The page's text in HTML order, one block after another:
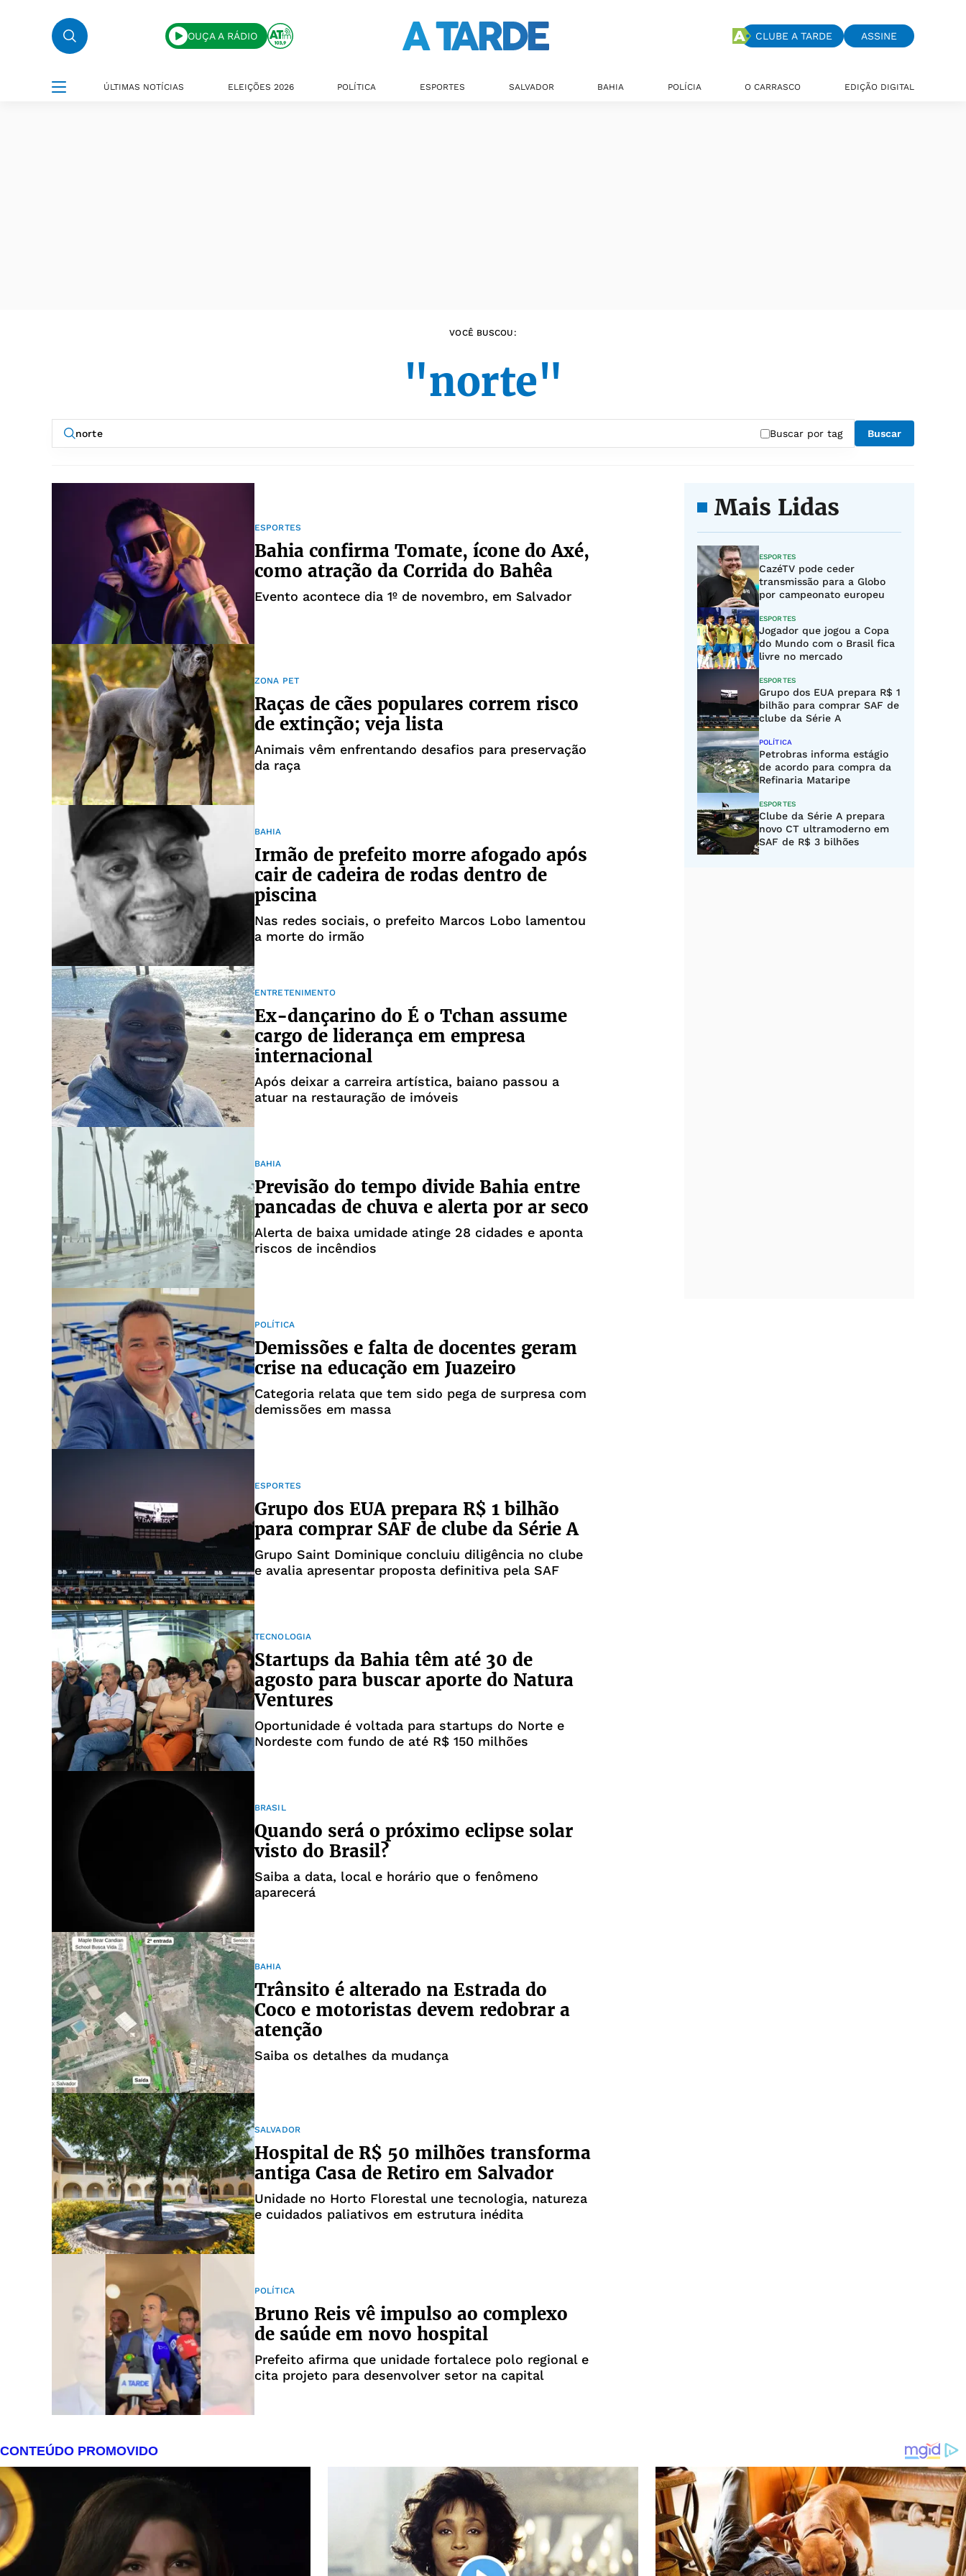
OUÇA A RÁDIO CLUBE A TARDE ASSINE
ÚLTIMAS NOTÍCIAS ELEIÇÕES 2026 POLÍTICA ESPORTES SALVADOR BAHIA POLÍCIA O CARRASCO EDIÇÃO DIGITAL
VOCÊ BUSCOU:
"norte"
Buscar por tag Buscar
ESPORTES
Bahia confirma Tomate, ícone do Axé,
como atração da Corrida do Bahêa
Evento acontece dia 1º de novembro, em Salvador
ZONA PET
Raças de cães populares correm risco
de extinção; veja lista
Animais vêm enfrentando desafios para preservação
da raça
BAHIA
Irmão de prefeito morre afogado após
cair de cadeira de rodas dentro de
piscina
Nas redes sociais, o prefeito Marcos Lobo lamentou
a morte do irmão
ENTRETENIMENTO
Ex-dançarino do É o Tchan assume
cargo de liderança em empresa
internacional
Após deixar a carreira artística, baiano passou a
atuar na restauração de imóveis
BAHIA
Previsão do tempo divide Bahia entre
pancadas de chuva e alerta por ar seco
Alerta de baixa umidade atinge 28 cidades e aponta
riscos de incêndios
POLÍTICA
Demissões e falta de docentes geram
crise na educação em Juazeiro
Categoria relata que tem sido pega de surpresa com
demissões em massa
ESPORTES
Grupo dos EUA prepara R$ 1 bilhão
para comprar SAF de clube da Série A
Grupo Saint Dominique concluiu diligência no clube
e avalia apresentar proposta definitiva pela SAF
TECNOLOGIA
Startups da Bahia têm até 30 de
agosto para buscar aporte do Natura
Ventures
Oportunidade é voltada para startups do Norte e
Nordeste com fundo de até R$ 150 milhões
BRASIL
Quando será o próximo eclipse solar
visto do Brasil?
Saiba a data, local e horário que o fenômeno
aparecerá
BAHIA
Trânsito é alterado na Estrada do
Coco e motoristas devem redobrar a
atenção
Saiba os detalhes da mudança
SALVADOR
Hospital de R$ 50 milhões transforma
antiga Casa de Retiro em Salvador
Unidade no Horto Florestal une tecnologia, natureza
e cuidados paliativos em estrutura inédita
POLÍTICA
Bruno Reis vê impulso ao complexo
de saúde em novo hospital
Prefeito afirma que unidade fortalece polo regional e
cita projeto para desenvolver setor na capital
Mais Lidas
ESPORTES
CazéTV pode ceder
transmissão para a Globo
por campeonato europeu
ESPORTES
Jogador que jogou a Copa
do Mundo com o Brasil fica
livre no mercado
ESPORTES
Grupo dos EUA prepara R$ 1
bilhão para comprar SAF de
clube da Série A
POLÍTICA
Petrobras informa estágio
de acordo para compra da
Refinaria Mataripe
ESPORTES
Clube da Série A prepara
novo CT ultramoderno em
SAF de R$ 3 bilhões